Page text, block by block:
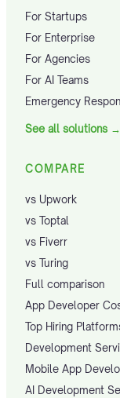
For Startups
For Enterprise
For Agencies
For AI Teams
Emergency
See all solutions →
COMPARE
vs Upwork
vs Toptal
vs Fiverr
vs Turing
Full comparison
App Developer
Top Hiring
Development
Mobile App
AI Development